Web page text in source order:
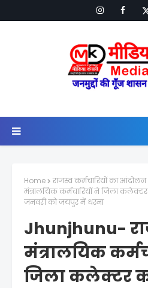
Home राजस्व कर्मचारियों का आंदोलन
मंत्रालयिक कर्मचारियों ने जिला कलेक्टर
जनवरी को जयपुर में धरना
Jhunjhunu-
मंत्रालयिक
जिला कलेक्टर को